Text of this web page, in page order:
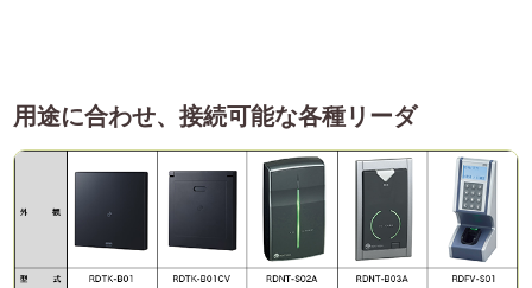
用途に合わせ、接続可能な各種リーダ